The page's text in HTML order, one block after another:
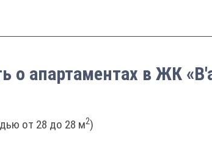
о апартаментах в ЖК
от 28 до 28 м2)